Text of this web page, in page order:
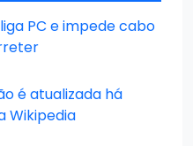
PC e impede cabo
é atualizada há
Wikipedia